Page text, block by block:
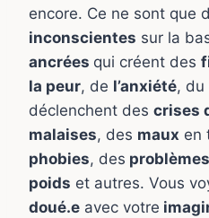
encore. Ce ne sont que
inconscientes sur la
ancrées qui créent des
la peur, de l’anxiété, du
déclenchent des crises
malaises, des maux en
phobies, des
poids et autres. Vous
doué.e avec votre